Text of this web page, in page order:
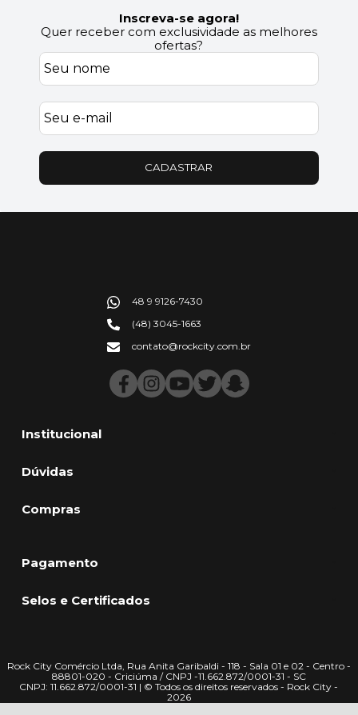
Inscreva-se agora!
Quer receber com exclusividade as melhores
ofertas?
CADASTRAR
Institucional
Dúvidas
Compras
48 9 9126-7430
(48) 3045-1663
contato@rockcity.com.br
Pagamento
Selos e Certificados
Rock City Comércio Ltda, Rua Anita Garibaldi - 118 - Sala 01 e 02 - Centro -
88801-020 - Criciúma / CNPJ -11.662.872/0001-31 - SC
CNPJ: 11.662.872/0001-31 | © Todos os direitos reservados - Rock City -
2026